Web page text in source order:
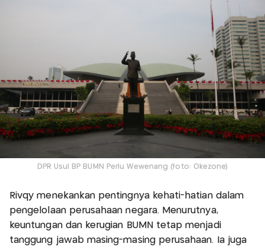
DPR Usul BP BUMN Perlu Wewenang (foto: Okezone)
Rivqy menekankan pentingnya kehati-hatian dalam
pengelolaan perusahaan negara. Menurutnya,
keuntungan dan kerugian BUMN tetap menjadi
tanggung jawab masing-masing perusahaan. Ia juga